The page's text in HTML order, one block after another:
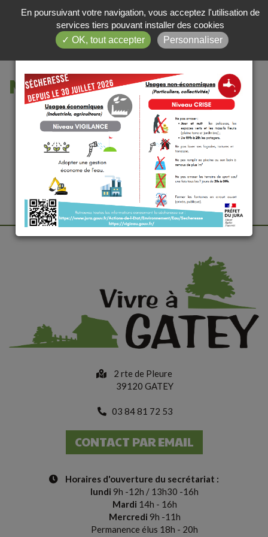
NOS ACTUALITÉS
VOIR TOUTES LES ACTUALITÉS
2 rte de Pleure
39120 GATEY
03 84 81 72 53
CONTACT PAR EMAIL
Horaires d'ouverture du secrétariat :
lundi 9h -12h / 13h30 -16h
Mardi 14h - 16h
Mercredi 9h -11h
Permanence élus 18h - 20h
SECHERESSE/ NIVEAU CRISE
En poursuivant votre navigation, vous acceptez l'utilisation de
services tiers pouvant installer des cookies
✓ OK, tout accepter
Personnaliser